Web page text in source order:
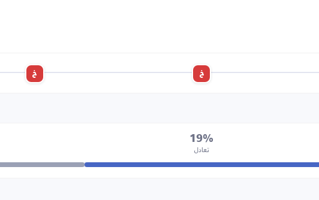
خ خ
19%
تعادل